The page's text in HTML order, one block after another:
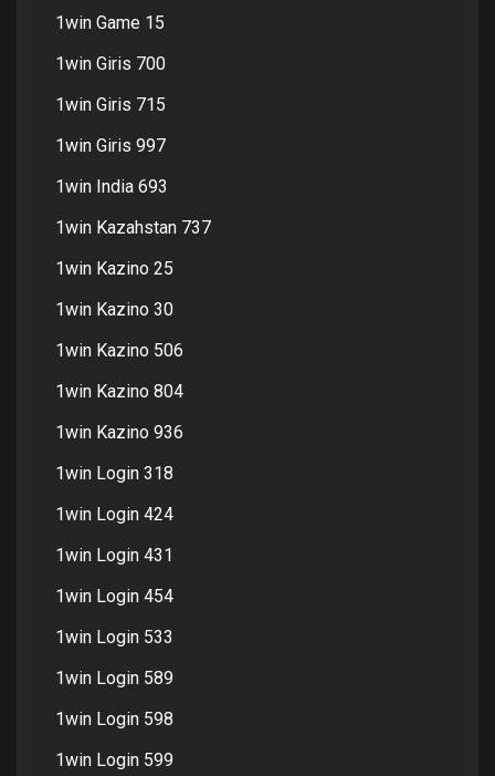
1win Game 15
1win Giris 700
1win Giris 715
1win Giris 997
1win India 693
1win Kazahstan 737
1win Kazino 25
1win Kazino 30
1win Kazino 506
1win Kazino 804
1win Kazino 936
1win Login 318
1win Login 424
1win Login 431
1win Login 454
1win Login 533
1win Login 589
1win Login 598
1win Login 599